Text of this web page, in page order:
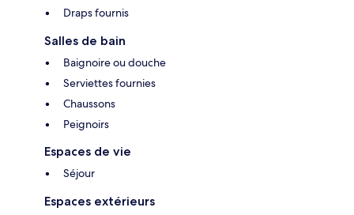
Draps fournis
Salles de bain
Baignoire ou douche
Serviettes fournies
Chaussons
Peignoirs
Espaces de vie
Séjour
Espaces extérieurs